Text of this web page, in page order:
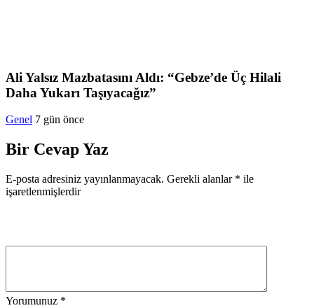
Ali Yalsız Mazbatasını Aldı: “Gebze’de Üç Hilali
Daha Yukarı Taşıyacağız”
Genel 7 gün önce
Bir Cevap Yaz
E-posta adresiniz yayınlanmayacak. Gerekli alanlar * ile
işaretlenmişlerdir
Yorumunuz *